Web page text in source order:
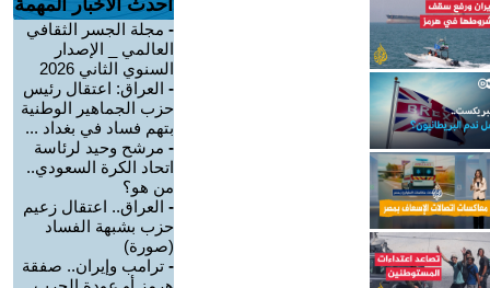
احدث الأخبار المهمة
- مجلة الجسر الثقافي
العالمي _ الإصدار
السنوي الثاني 2026
- العراق: اعتقال رئيس
حزب الجماهير الوطنية
بتهم فساد في بغداد ...
- مرشح وحيد لرئاسة
اتحاد الكرة السعودي..
من هو؟
- العراق.. اعتقال زعيم
حزب بشبهة الفساد
(صورة)
- ترامب وإيران.. صفقة